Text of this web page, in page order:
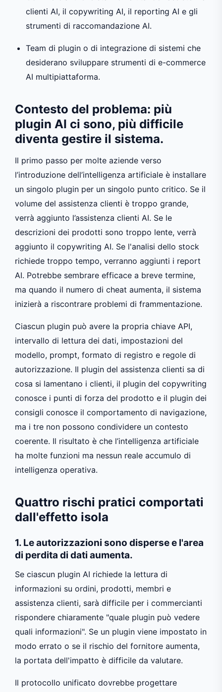
clienti AI, il copywriting AI, il reporting AI e gli
strumenti di raccomandazione AI.
Team di plugin o di integrazione di sistemi che
desiderano sviluppare strumenti di e-commerce
AI multipiattaforma.
Contesto del problema: più
plugin AI ci sono, più difficile
diventa gestire il sistema.
Il primo passo per molte aziende verso
l’introduzione dell’intelligenza artificiale è installare
un singolo plugin per un singolo punto critico. Se il
volume del assistenza clienti è troppo grande,
verrà aggiunto l’assistenza clienti AI. Se le
descrizioni dei prodotti sono troppo lente, verrà
aggiunto il copywriting AI. Se l'analisi dello stock
richiede troppo tempo, verranno aggiunti i report
AI. Potrebbe sembrare efficace a breve termine,
ma quando il numero di cheat aumenta, il sistema
inizierà a riscontrare problemi di frammentazione.
Ciascun plugin può avere la propria chiave API,
intervallo di lettura dei dati, impostazioni del
modello, prompt, formato di registro e regole di
autorizzazione. Il plugin del assistenza clienti sa di
cosa si lamentano i clienti, il plugin del copywriting
conosce i punti di forza del prodotto e il plugin dei
consigli conosce il comportamento di navigazione,
ma i tre non possono condividere un contesto
coerente. Il risultato è che l’intelligenza artificiale
ha molte funzioni ma nessun reale accumulo di
intelligenza operativa.
Quattro rischi pratici comportati
dall'effetto isola
1. Le autorizzazioni sono disperse e l'area
di perdita di dati aumenta.
Se ciascun plugin AI richiede la lettura di
informazioni su ordini, prodotti, membri e
assistenza clienti, sarà difficile per i commercianti
rispondere chiaramente "quale plugin può vedere
quali informazioni". Se un plugin viene impostato in
modo errato o se il rischio del fornitore aumenta,
la portata dell'impatto è difficile da valutare.
Il protocollo unificato dovrebbe progettare